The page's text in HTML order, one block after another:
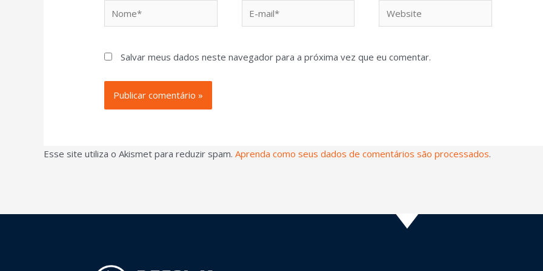
Salvar meus dados neste navegador para a próxima vez que eu comentar.
Esse site utiliza o Akismet para reduzir spam. Aprenda como seus dados de comentários são processados.